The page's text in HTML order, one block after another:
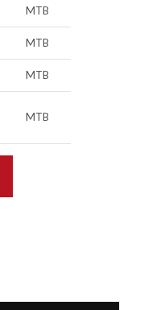
MTB
MTB
MTB
MTB